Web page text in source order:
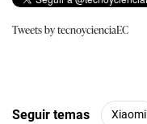
Tweets by tecnoycienciaEC
Seguir temas Xiaomi